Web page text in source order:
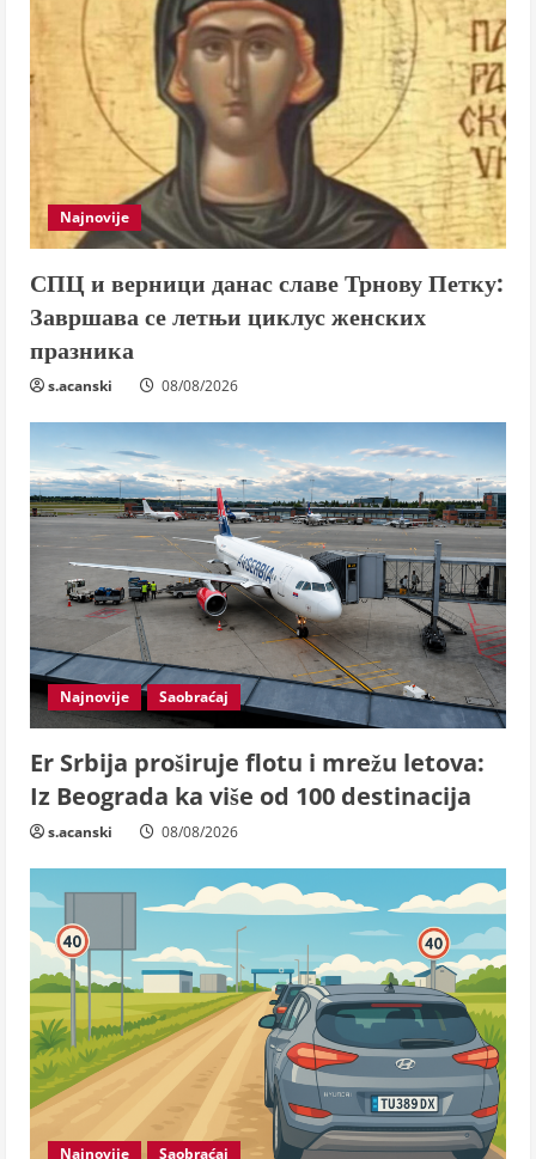
Najnovije
СПЦ и верници данас славе Трнову Петку:
Завршава се летњи циклус женских
празника
s.acanski 08/08/2026
Najnovije Saobraćaj
Er Srbija proširuje flotu i mrežu letova:
Iz Beograda ka više od 100 destinacija
s.acanski 08/08/2026
Najnovije Saobraćaj